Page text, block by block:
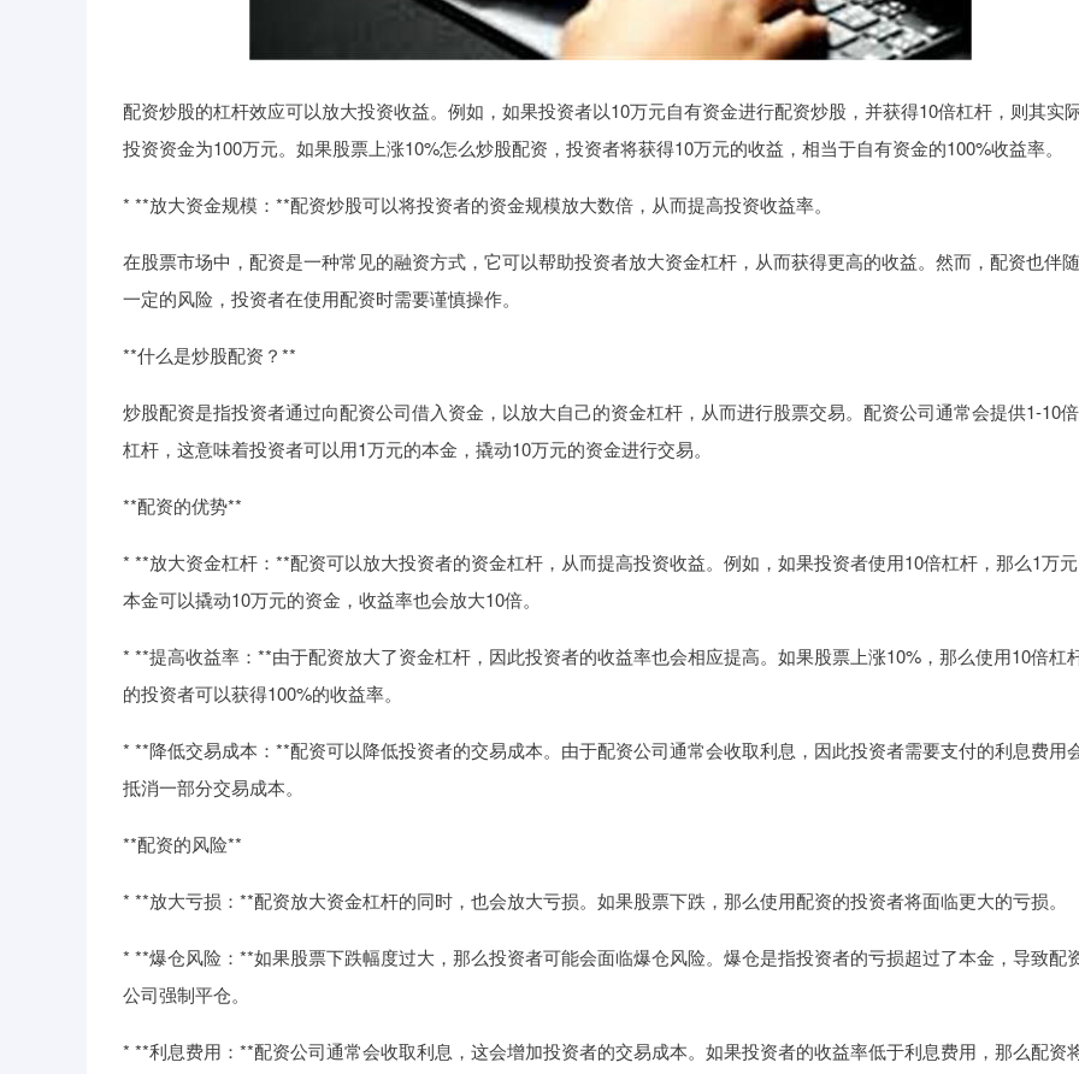
配资炒股的杠杆效应可以放大投资收益。例如，如果投资者以10万元自有资金进行配资炒股，并获得10倍杠杆，则其实
投资资金为100万元。如果股票上涨10%怎么炒股配资，投资者将获得10万元的收益，相当于自有资金的100%收益率。
* **放大资金规模：**配资炒股可以将投资者的资金规模放大数倍，从而提高投资收益率。
在股票市场中，配资是一种常见的融资方式，它可以帮助投资者放大资金杠杆，从而获得更高的收益。然而，配资也伴
一定的风险，投资者在使用配资时需要谨慎操作。
**什么是炒股配资？**
炒股配资是指投资者通过向配资公司借入资金，以放大自己的资金杠杆，从而进行股票交易。配资公司通常会提供1-10
杠杆，这意味着投资者可以用1万元的本金，撬动10万元的资金进行交易。
**配资的优势**
* **放大资金杠杆：**配资可以放大投资者的资金杠杆，从而提高投资收益。例如，如果投资者使用10倍杠杆，那么1万
本金可以撬动10万元的资金，收益率也会放大10倍。
* **提高收益率：**由于配资放大了资金杠杆，因此投资者的收益率也会相应提高。如果股票上涨10%，那么使用10倍杠
的投资者可以获得100%的收益率。
* **降低交易成本：**配资可以降低投资者的交易成本。由于配资公司通常会收取利息，因此投资者需要支付的利息费用
抵消一部分交易成本。
**配资的风险**
* **放大亏损：**配资放大资金杠杆的同时，也会放大亏损。如果股票下跌，那么使用配资的投资者将面临更大的亏损。
* **爆仓风险：**如果股票下跌幅度过大，那么投资者可能会面临爆仓风险。爆仓是指投资者的亏损超过了本金，导致配
公司强制平仓。
* **利息费用：**配资公司通常会收取利息，这会增加投资者的交易成本。如果投资者的收益率低于利息费用，那么配资